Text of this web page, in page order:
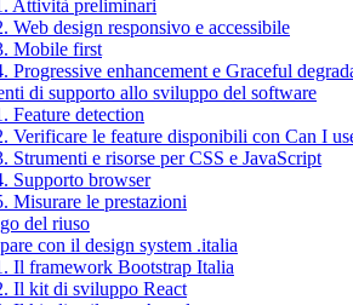
Attività preliminari
Web design responsivo e accessibile
Mobile first
Progressive enhancement e Graceful
di supporto allo sviluppo del software
Feature detection
Verificare le feature disponibili con Can I
Strumenti e risorse per CSS e JavaScript
Supporto browser
Misurare le prestazioni
del riuso
con il design system .italia
Il framework Bootstrap Italia
Il kit di sviluppo React